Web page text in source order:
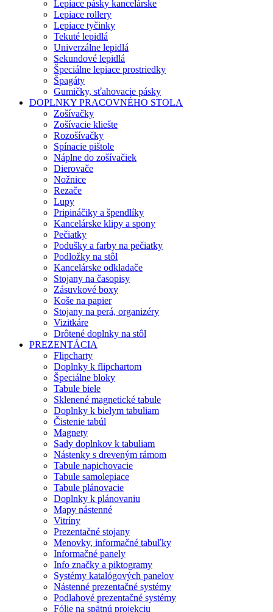
Lepiace pásky kancelárske
Lepiace rollery
Lepiace tyčinky
Tekuté lepidlá
Univerzálne lepidlá
Sekundové lepidlá
Špeciálne lepiace prostriedky
Špagáty
Gumičky, sťahovacie pásky
DOPLNKY PRACOVNÉHO STOLA
Zošívačky
Zošívacie kliešte
Rozošívačky
Spínacie pištole
Náplne do zošívačiek
Dierovače
Nožnice
Rezače
Lupy
Pripináčiky a špendlíky
Kancelárske klipy a spony
Pečiatky
Podušky a farby na pečiatky
Podložky na stôl
Kancelárske odkladače
Stojany na časopisy
Zásuvkové boxy
Koše na papier
Stojany na perá, organizéry
Vizitkáre
Drôtené doplnky na stôl
PREZENTÁCIA
Flipcharty
Doplnky k flipchartom
Špeciálne bloky
Tabule biele
Sklenené magnetické tabule
Doplnky k bielym tabuliam
Čistenie tabúl
Magnety
Sady doplnkov k tabuliam
Nástenky s dreveným rámom
Tabule napichovacie
Tabule samolepiace
Tabule plánovacie
Doplnky k plánovaniu
Mapy nástenné
Vitríny
Prezentačné stojany
Menovky, informačné tabuľky
Informačné panely
Info značky a piktogramy
Systémy katalógových panelov
Nástenné prezentačné systémy
Podlahové prezentačné systémy
Fólie na spätnú projekciu